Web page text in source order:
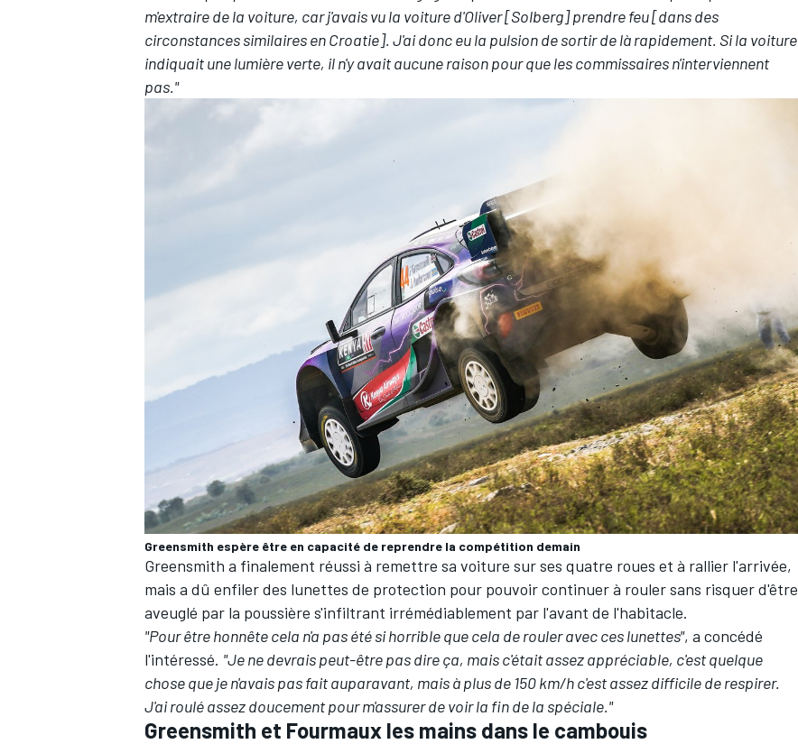
AUTRES CHAMPIONNATS
m'extraire de la voiture, car j'avais vu la voiture d'Oliver [Solberg] prendre feu [dans des
circonstances similaires en Croatie]. J'ai donc eu la pulsion de sortir de là rapidement. Si la voiture
indiquait une lumière verte, il n'y avait aucune raison pour que les commissaires n'interviennent
pas."
Greensmith espère être en capacité de reprendre la compétition demain
Greensmith a finalement réussi à remettre sa voiture sur ses quatre roues et à rallier l'arrivée,
mais a dû enfiler des lunettes de protection pour pouvoir continuer à rouler sans risquer d'être
aveuglé par la poussière s'infiltrant irrémédiablement par l'avant de l'habitacle.
"Pour être honnête cela n'a pas été si horrible que cela de rouler avec ces lunettes", a concédé
l'intéressé. "Je ne devrais peut-être pas dire ça, mais c'était assez appréciable, c'est quelque
chose que je n'avais pas fait auparavant, mais à plus de 150 km/h c'est assez difficile de respirer.
J'ai roulé assez doucement pour m'assurer de voir la fin de la spéciale."
Greensmith et Fourmaux les mains dans le cambouis